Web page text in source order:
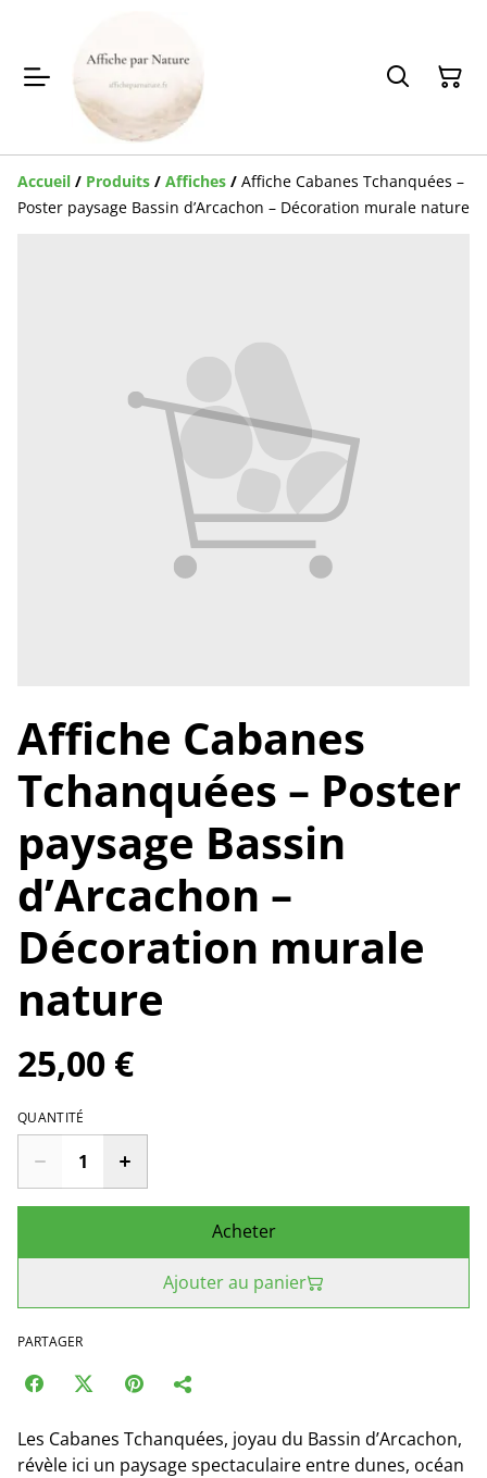
Accueil / Produits / Affiches / Affiche Cabanes Tchanquées –
Poster paysage Bassin d’Arcachon – Décoration murale nature
Affiche Cabanes
Tchanquées – Poster
paysage Bassin
d’Arcachon –
Décoration murale
nature
25,00 €
QUANTITÉ
Acheter
Ajouter au panier
PARTAGER
Les Cabanes Tchanquées, joyau du Bassin d’Arcachon,
révèle ici un paysage spectaculaire entre dunes, océan